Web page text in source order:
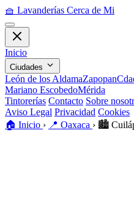
🧺 Lavanderías Cerca de Mi
Inicio
Ciudades
León de los AldamaZapopan
Mariano EscobedoMérida
Tintorerías Contacto Sobre
Aviso Legal Privacidad Cookies
🏠 Inicio › 📍 Oaxaca › 🏙️